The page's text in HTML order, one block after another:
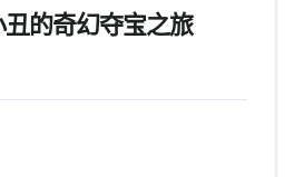
的奇幻夺宝之旅